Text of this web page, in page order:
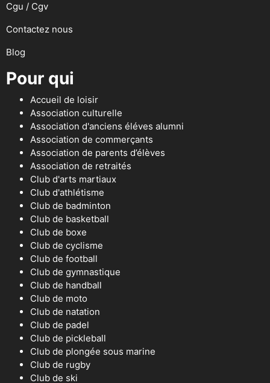
Cgu / Cgv
Contactez nous
Blog
Pour qui
Accueil de loisir
Association culturelle
Association d'anciens éléves alumni
Association de commerçants
Association de parents d’élèves
Association de retraités
Club d'arts martiaux
Club d'athlétisme
Club de badminton
Club de basketball
Club de boxe
Club de cyclisme
Club de football
Club de gymnastique
Club de handball
Club de moto
Club de natation
Club de padel
Club de pickleball
Club de plongée sous marine
Club de rugby
Club de ski